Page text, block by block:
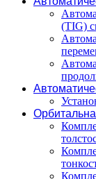
(TIG)